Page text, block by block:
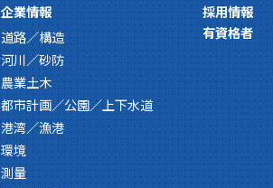
企業情報
道路／構造
河川／砂防
農業土木
都市計画／公園／上下水道
港湾／漁港
環境
測量
採用情報
有資格者